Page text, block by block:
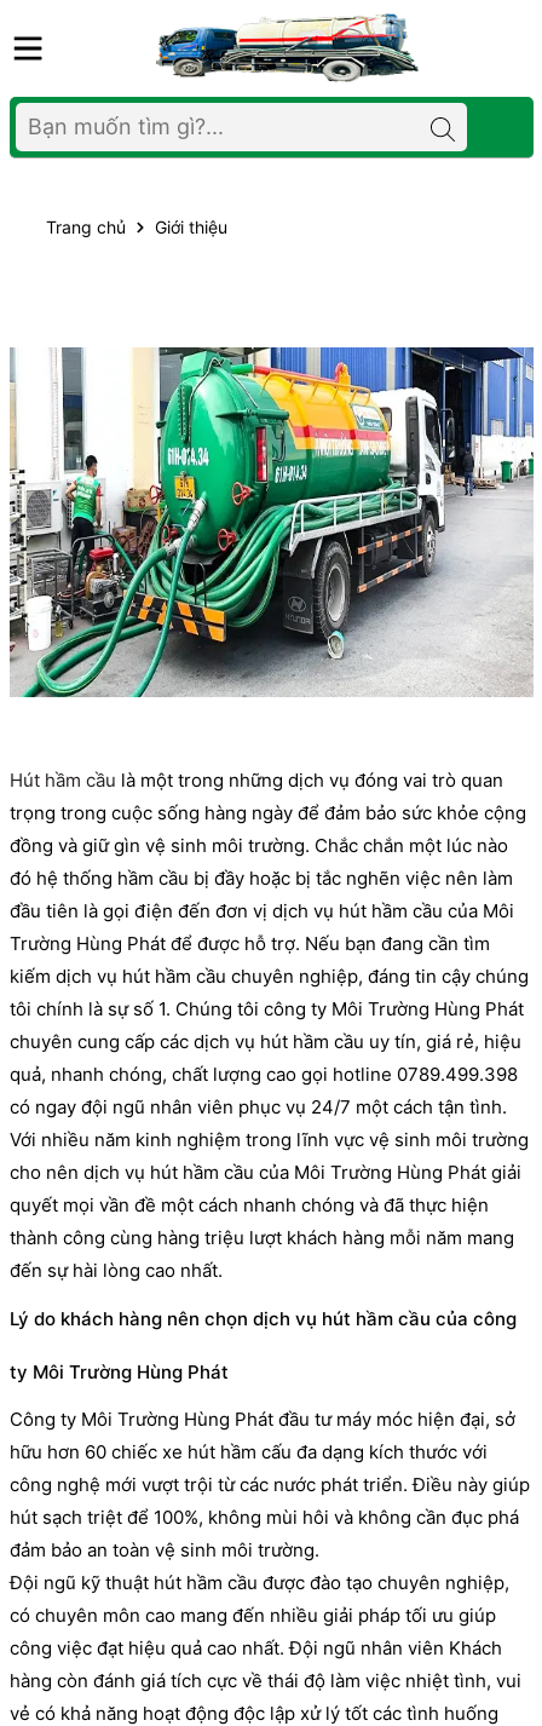
Trang chủ Giới thiệu
Hút hầm cầu là một trong những dịch vụ đóng vai trò quan
trọng trong cuộc sống hàng ngày để đảm bảo sức khỏe cộng
đồng và giữ gìn vệ sinh môi trường. Chắc chắn một lúc nào
đó hệ thống hầm cầu bị đầy hoặc bị tắc nghẽn việc nên làm
đầu tiên là gọi điện đến đơn vị dịch vụ hút hầm cầu của Môi
Trường Hùng Phát để được hỗ trợ. Nếu bạn đang cần tìm
kiếm dịch vụ hút hầm cầu chuyên nghiệp, đáng tin cậy chúng
tôi chính là sự số 1. Chúng tôi công ty Môi Trường Hùng Phát
chuyên cung cấp các dịch vụ hút hầm cầu uy tín, giá rẻ, hiệu
quả, nhanh chóng, chất lượng cao gọi hotline 0789.499.398
có ngay đội ngũ nhân viên phục vụ 24/7 một cách tận tình.
Với nhiều năm kinh nghiệm trong lĩnh vực vệ sinh môi trường
cho nên dịch vụ hút hầm cầu của Môi Trường Hùng Phát giải
quyết mọi vần đề một cách nhanh chóng và đã thực hiện
thành công cùng hàng triệu lượt khách hàng mỗi năm mang
đến sự hài lòng cao nhất.
Lý do khách hàng nên chọn dịch vụ hút hầm cầu của công
ty Môi Trường Hùng Phát
Công ty Môi Trường Hùng Phát đầu tư máy móc hiện đại, sở
hữu hơn 60 chiếc xe hút hầm cấu đa dạng kích thước với
công nghệ mới vượt trội từ các nước phát triển. Điều này giúp
hút sạch triệt để 100%, không mùi hôi và không cần đục phá
đảm bảo an toàn vệ sinh môi trường.
Đội ngũ kỹ thuật hút hầm cầu được đào tạo chuyên nghiệp,
có chuyên môn cao mang đến nhiều giải pháp tối ưu giúp
công việc đạt hiệu quả cao nhất. Đội ngũ nhân viên Khách
hàng còn đánh giá tích cực về thái độ làm việc nhiệt tình, vui
vẻ có khả năng hoạt động độc lập xử lý tốt các tình huống